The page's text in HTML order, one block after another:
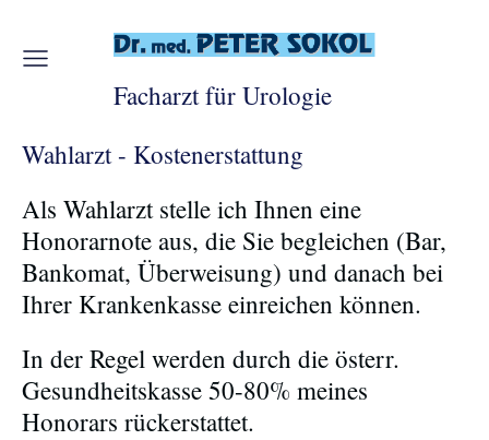
Facharzt für Urologie
Wahlarzt - Kostenerstattung
Als Wahlarzt stelle ich Ihnen eine
Honorarnote aus, die Sie begleichen (Bar,
Bankomat, Überweisung) und danach bei
Ihrer Krankenkasse einreichen können.
In der Regel werden durch die österr.
Gesundheitskasse 50-80% meines
Honorars rückerstattet.